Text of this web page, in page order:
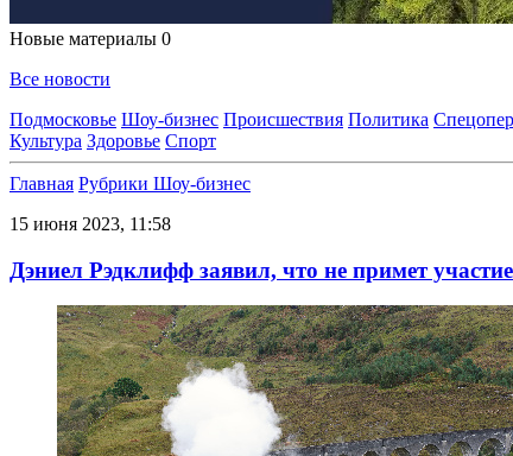
Новые материалы 0
Все новости
Подмосковье Шоу-бизнес Происшествия Политика
Культура Здоровье Спорт
Главная Рубрики Шоу-бизнес
15 июня 2023, 11:58
Дэниел Рэдклифф заявил, что не примет